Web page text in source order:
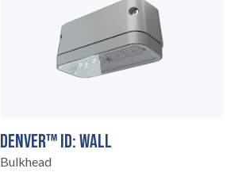
DENVER™ ID: WALL
Bulkhead